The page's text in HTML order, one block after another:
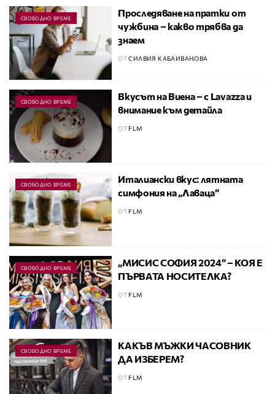
СВОБОДНО ВРЕМЕ
Проследяване на пратки от
чужбина – какво трябва да
знаем
ОТ СИЛВИЯ КАБАИВАНОВА
СВОБОДНО ВРЕМЕ
Вкусът на Виена – с Lavazza и
внимание към детайла
ОТ FLM
СВОБОДНО ВРЕМЕ
Италиански вкус: лятната
симфония на „Лаваца“
ОТ FLM
СВОБОДНО ВРЕМЕ
„МИСИС СОФИЯ 2024“ – КОЯ Е
ПЪРВАТА НОСИТЕЛКА?
ОТ FLM
СВОБОДНО ВРЕМЕ
КАКЪВ МЪЖКИ ЧАСОВНИК
ДА ИЗБЕРЕМ?
ОТ FLM